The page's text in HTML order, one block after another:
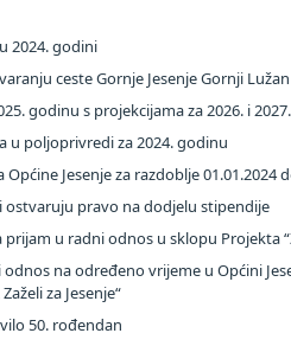
2024. godini
ceste Gornje Jesenje Gornji
godinu s projekcijama za 2026. i
u poljoprivredi za 2024. godinu
Jesenje za razdoblje 01.01.2024
ostvaruju pravo na dodjelu stipendije
u radni odnos u sklopu Projekta
odnos na određeno vrijeme u Općini
za Jesenje“
50. rođendan